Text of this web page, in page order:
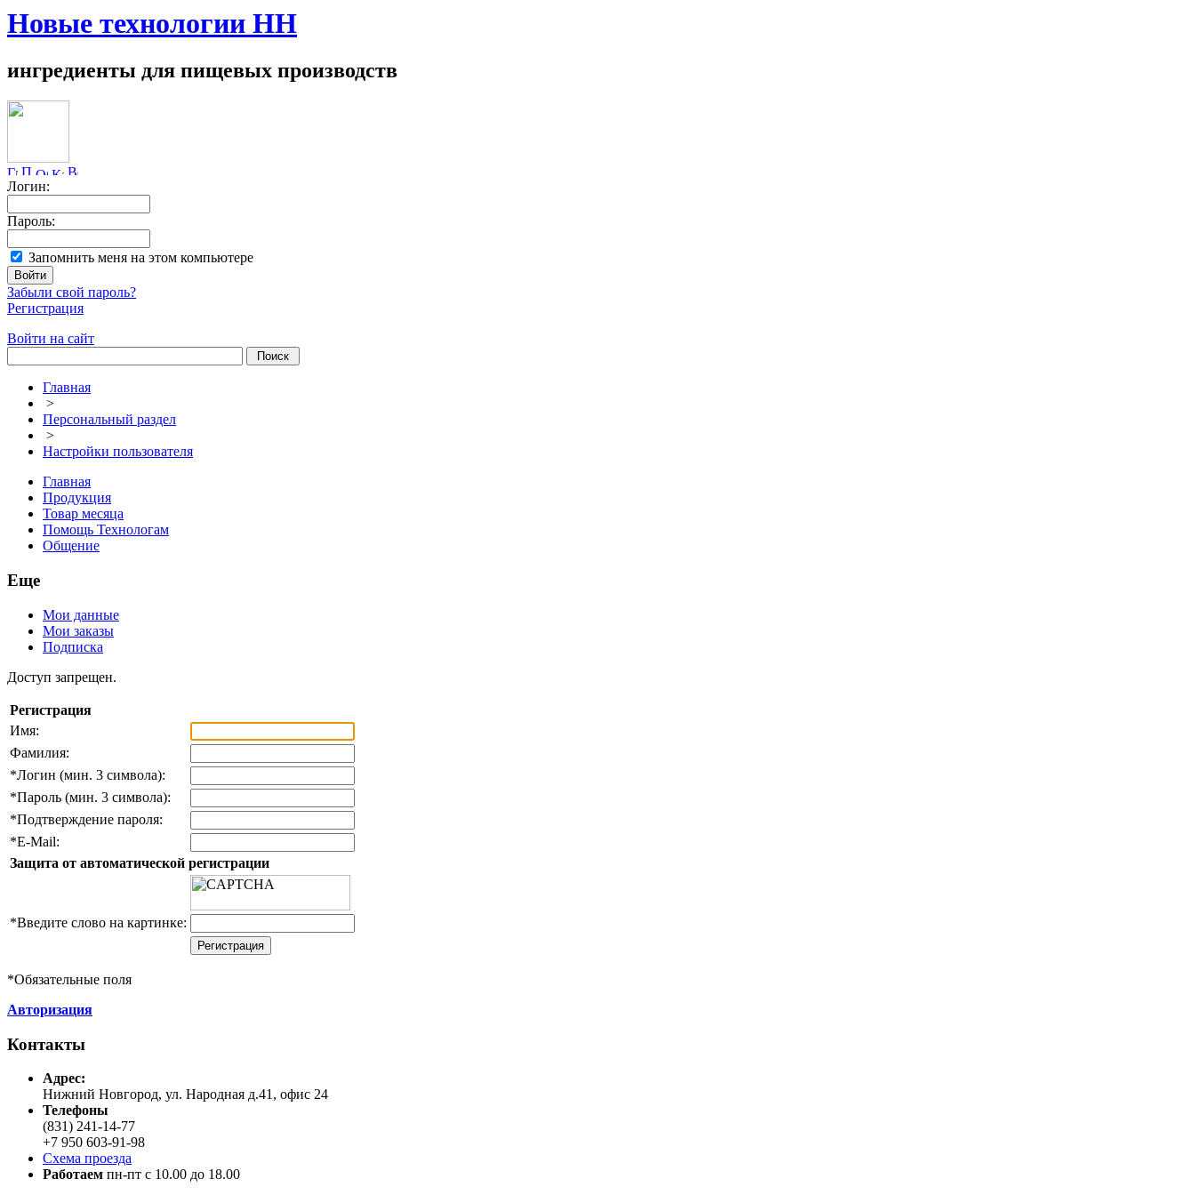
Новые технологии НН
ингредиенты для пищевых производств
Логин:
Пароль:
Запомнить меня на этом компьютере
Забыли свой пароль?
Регистрация
Войти на сайт
Главная
>
Персональный раздел
>
Настройки пользователя
Главная
Продукция
Товар месяца
Помощь Технологам
Общение
Еще
Мои данные
Мои заказы
Подписка
Доступ запрещен.
Регистрация
Имя:
Фамилия:
*Логин (мин. 3 символа):
*Пароль (мин. 3 символа):
*Подтверждение пароля:
*E-Mail:
Защита от автоматической регистрации
*Введите слово на картинке:
*Обязательные поля
Авторизация
Контакты
Адреc:
Нижний Новгород, ул. Народная д.41, офис 24
Телефоны
(831) 241-14-77
+7 950 603-91-98
Схема проезда
Работаем пн-пт с 10.00 до 18.00